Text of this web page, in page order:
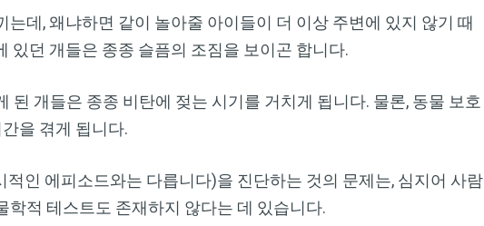
데, 왜냐하면 같이 놀아줄 아이들이 더 이상 주변에 있지 않기 때
있던 개들은 종종 슬픔의 조짐을 보이곤 합니다.
개들은 종종 비탄에 젖는 시기를 거치게 됩니다. 물론, 동물 보호
을 겪게 됩니다.
인 에피소드와는 다릅니다)을 진단하는 것의 문제는, 심지어 사람
적 테스트도 존재하지 않다는 데 있습니다.